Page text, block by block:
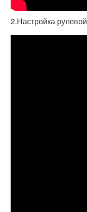
2.Настройка рулевой